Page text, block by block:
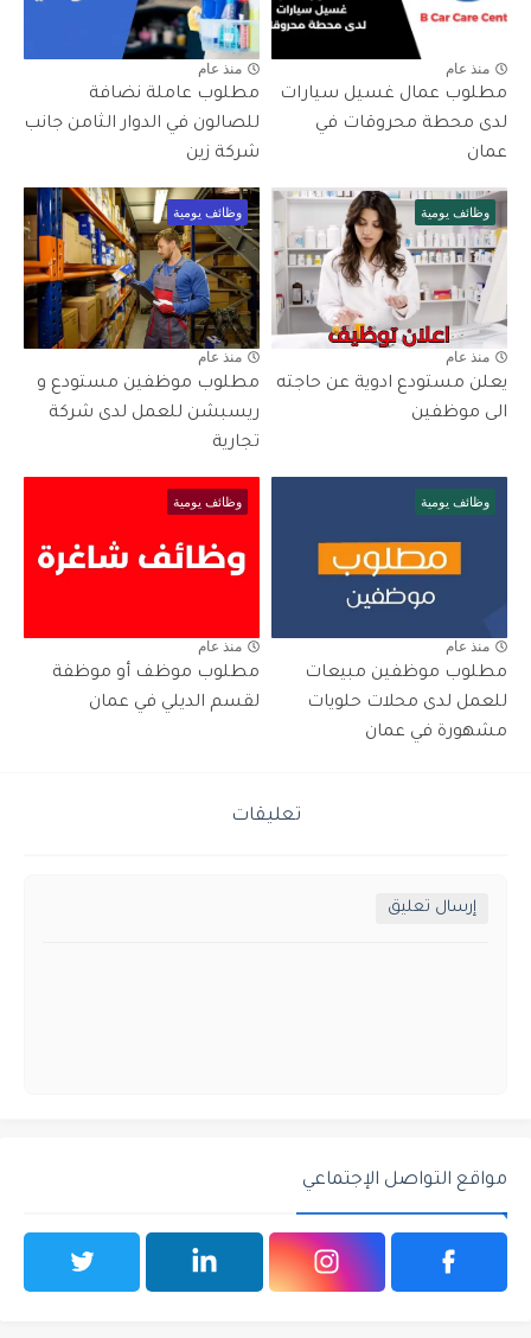
منذ عام
مطلوب عمال غسيل سيارات
لدى محطة محروقات في
عمان
منذ عام
مطلوب عاملة نضافة
للصالون في الدوار الثامن جانب
شركة زين
وظائف يومية
منذ عام
يعلن مستودع ادوية عن حاجته
الى موظفين
وظائف يومية
منذ عام
مطلوب موظفين مستودع و
ريسبشن للعمل لدى شركة
تجارية
وظائف يومية
منذ عام
مطلوب موظفين مبيعات
للعمل لدى محلات حلويات
مشهورة في عمان
وظائف يومية
منذ عام
مطلوب موظف أو موظفة
لقسم الديلي في عمان
تعليقات
إرسال تعليق
مواقع التواصل الإجتماعي